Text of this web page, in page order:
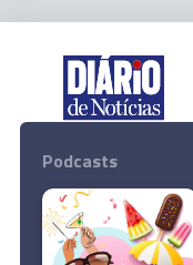
Podcasts